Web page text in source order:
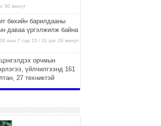
30 минут
бөхийн барилдааны
даваа үргэлжилж байна
оны 7 сар 15 / 11 цаг 26 минут
орчмын
үйлчилгээнд 161
27 техниктэй
байна
амралтын өдрүүдэд
эрүүл мэндийн